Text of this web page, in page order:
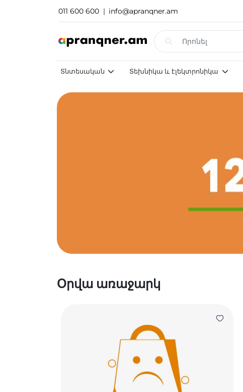
011 600 600 | info@apranqner.am
Տնտեսական Տեխնիկա և էլեկտրոնիկա
Օրվա առաջարկ